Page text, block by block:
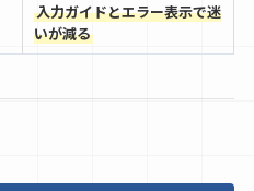
入力ガイドとエラー表示で迷
いが減る